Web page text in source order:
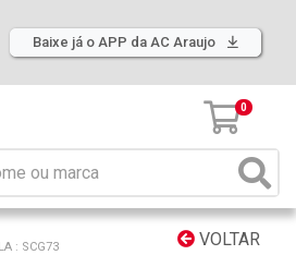
Baixe já o APP da AC Araujo
0
VOLTAR
: SCG73